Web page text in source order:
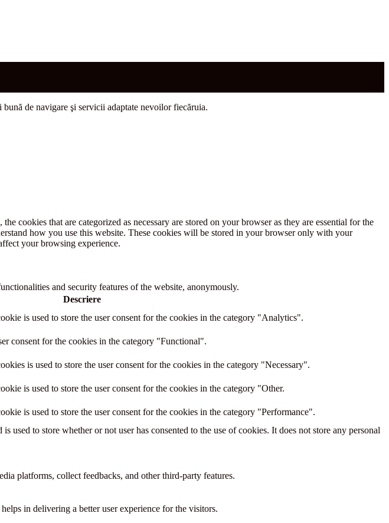
de navigare şi servicii adaptate nevoilor fiecăruia.
cookies that are categorized as necessary are stored on your browser as they are essential for the
how you use this website. These cookies will be stored in your browser only with your
your browsing experience.
and security features of the website, anonymously.
Descriere
is used to store the user consent for the cookies in the category "Analytics".
consent for the cookies in the category "Functional".
is used to store the user consent for the cookies in the category "Necessary".
is used to store the user consent for the cookies in the category "Other.
is used to store the user consent for the cookies in the category "Performance".
used to store whether or not user has consented to the use of cookies. It does not store any personal
platforms, collect feedbacks, and other third-party features.
in delivering a better user experience for the visitors.